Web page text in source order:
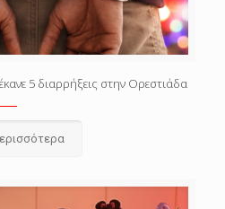
5 διαρρήξεις στην Ορεστιάδα